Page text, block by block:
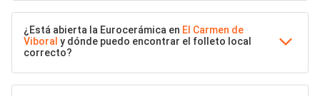
¿Está abierta la Eurocerámica en El Carmen de
Viboral y dónde puedo encontrar el folleto local
correcto?